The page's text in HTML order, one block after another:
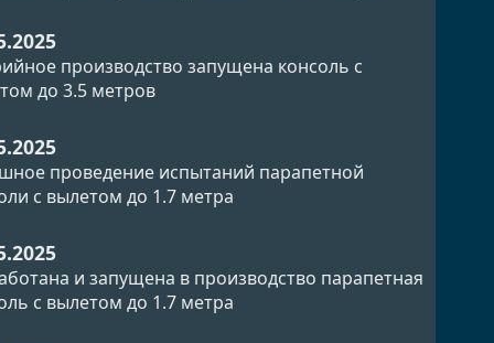
производство запущена консоль с
до 3.5 метров
проведение испытаний парапетной
с вылетом до 1.7 метра
и запущена в производство парапетная
с вылетом до 1.7 метра